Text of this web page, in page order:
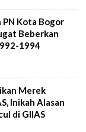
PN Kota Bogor
Beberkan
1994
Merek
Inikah Alasan
di GIIAS